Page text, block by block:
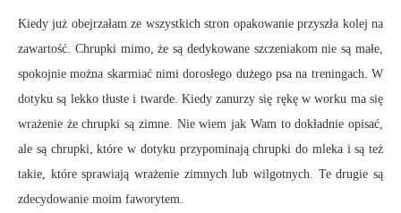
Kiedy już obejrzałam ze wszystkich stron opakowanie przyszła kolej na
zawartość. Chrupki mimo, że są dedykowane szczeniakom nie są małe,
spokojnie można skarmiać nimi dorosłego dużego psa na treningach. W
dotyku są lekko tłuste i twarde. Kiedy zanurzy się rękę w worku ma się
wrażenie że chrupki są zimne. Nie wiem jak Wam to dokładnie opisać,
ale są chrupki, które w dotyku przypominają chrupki do mleka i są też
takie, które sprawiają wrażenie zimnych lub wilgotnych. Te drugie są
zdecydowanie moim faworytem.